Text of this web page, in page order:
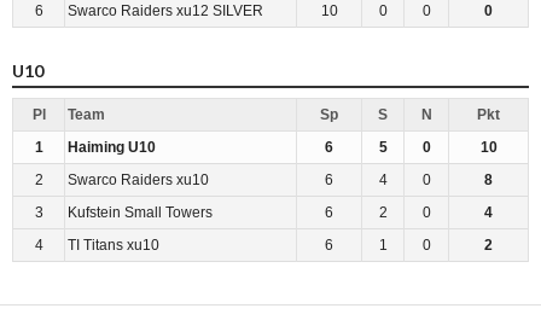
6
Swarco Raiders xu12 SILVER 10 0 0 0
U10
Pl Team Sp S N
Pkt
1
Haiming U10 6 5 0
10
2
Swarco Raiders xu10 6 4 0
8
3
Kufstein Small Towers 6 2 0
4
4
TI Titans xu10 6 1 0 2